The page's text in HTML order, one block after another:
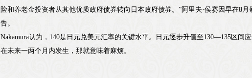
险和养老金投资者从其他优质政府债券转向日本政府债券。”阿里夫·侯赛因早在8
告。
Nakamura认为，140是日元兑美元汇率的关键水平。日元逐步升值至130—135区间
在未来一两个月内发生，那就意味着麻烦。